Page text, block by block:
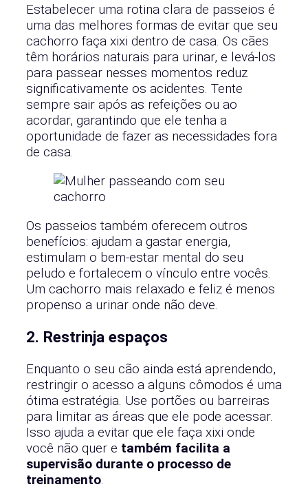
Estabelecer uma rotina clara de passeios é
uma das melhores formas de evitar que seu
cachorro faça xixi dentro de casa. Os cães
têm horários naturais para urinar, e levá-los
para passear nesses momentos reduz
significativamente os acidentes. Tente
sempre sair após as refeições ou ao
acordar, garantindo que ele tenha a
oportunidade de fazer as necessidades fora
de casa.
Os passeios também oferecem outros
benefícios: ajudam a gastar energia,
estimulam o bem-estar mental do seu
peludo e fortalecem o vínculo entre vocês.
Um cachorro mais relaxado e feliz é menos
propenso a urinar onde não deve.
2. Restrinja espaços
Enquanto o seu cão ainda está aprendendo,
restringir o acesso a alguns cômodos é uma
ótima estratégia. Use portões ou barreiras
para limitar as áreas que ele pode acessar.
Isso ajuda a evitar que ele faça xixi onde
você não quer e também facilita a
supervisão durante o processo de
treinamento.